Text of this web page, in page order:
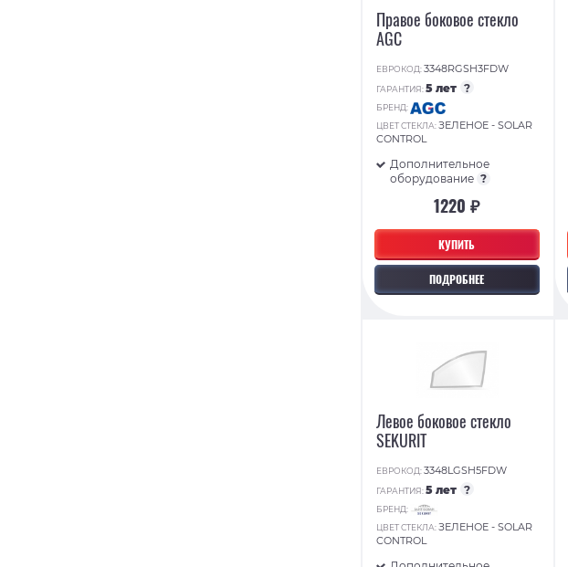
КУПИТЬ
ПОДРОБНЕЕ
Правое боковое стекло
AGC
ЕВРОКОД:3348RGSH3FDW
ГАРАНТИЯ:5 лет ?
БРЕНД:
ЦВЕТ СТЕКЛА:ЗЕЛЕНОЕ - SOLAR
CONTROL
Дополнительное
оборудование ?
1220 ₽
Левое боковое стекло
SEKURIT
ЕВРОКОД:3348LGSH5FDW
ГАРАНТИЯ:5 лет ?
БРЕНД:
ЦВЕТ СТЕКЛА:ЗЕЛЕНОЕ - SOLAR
CONTROL